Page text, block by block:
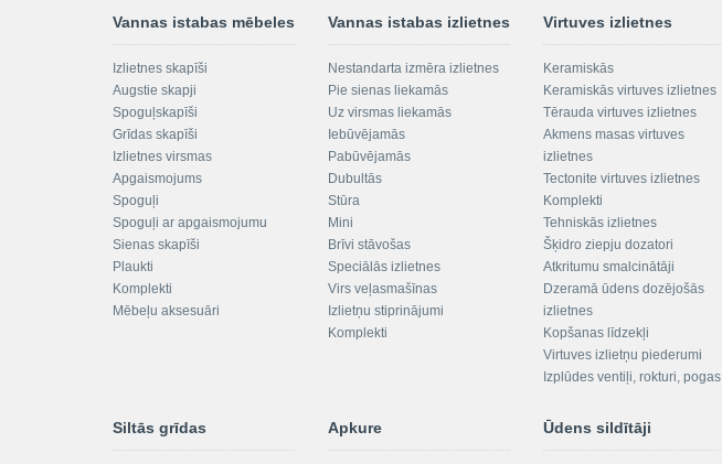
Vannas istabas mēbeles
Izlietnes skapīši
Augstie skapji
Spoguļskapīši
Grīdas skapīši
Izlietnes virsmas
Apgaismojums
Spoguļi
Spoguļi ar apgaismojumu
Sienas skapīši
Plaukti
Komplekti
Mēbeļu aksesuāri
Vannas istabas izlietnes
Nestandarta izmēra izlietnes
Pie sienas liekamās
Uz virsmas liekamās
Iebūvējamās
Pabūvējamās
Dubultās
Stūra
Mini
Brīvi stāvošas
Speciālās izlietnes
Virs veļasmašīnas
Izlietņu stiprinājumi
Komplekti
Virtuves izlietnes
Keramiskās
Keramiskās virtuves izlietnes
Tērauda virtuves izlietnes
Akmens masas virtuves
izlietnes
Tectonite virtuves izlietnes
Komplekti
Tehniskās izlietnes
Šķidro ziepju dozatori
Atkritumu smalcinātāji
Dzeramā ūdens dozējošās
izlietnes
Kopšanas līdzekļi
Virtuves izlietņu piederumi
Izplūdes ventiļi, rokturi, pogas
Siltās grīdas Apkure Ūdens sildītāji